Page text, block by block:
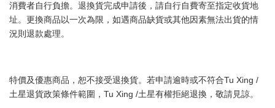
消費者自行負擔。退換貨完成申請後，請自行自費寄至指定收貨地
址。更換商品以一次為限，如遇商品缺貨或其他因素無法出貨的情
況則退款處理。
特價及優惠商品，恕不接受退換貨。若申請逾時或不符合Tu Xing /
土星退貨政策條件範圍，Tu Xing /土星有權拒絕退換，敬請見諒。